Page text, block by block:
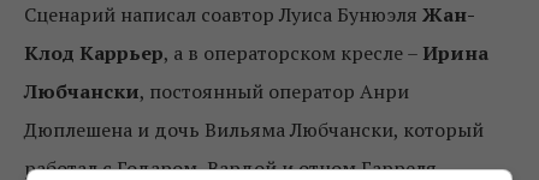
Сценарий написал соавтор Луиса Бунюэля Жан-
Клод Каррьер, а в операторском кресле – Ирина
Любчански, постоянный оператор Анри
Дюплешена и дочь Вильяма Любчански, который
работал с Годаром, Вардой и отцом Гарреля.